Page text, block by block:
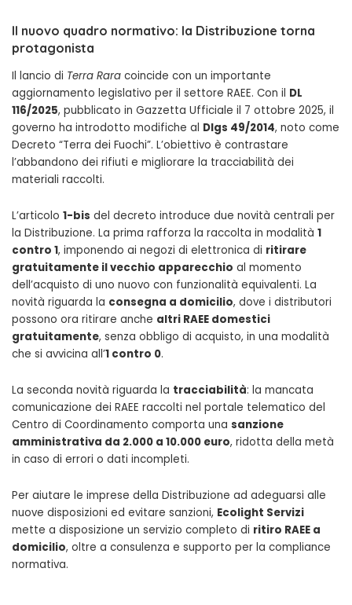
Il nuovo quadro normativo: la Distribuzione torna
protagonista
Il lancio di Terra Rara coincide con un importante
aggiornamento legislativo per il settore RAEE. Con il DL
116/2025, pubblicato in Gazzetta Ufficiale il 7 ottobre 2025, il
governo ha introdotto modifiche al Dlgs 49/2014, noto come
Decreto “Terra dei Fuochi”. L’obiettivo è contrastare
l’abbandono dei rifiuti e migliorare la tracciabilità dei
materiali raccolti.
L’articolo 1-bis del decreto introduce due novità centrali per
la Distribuzione. La prima rafforza la raccolta in modalità 1
contro 1, imponendo ai negozi di elettronica di ritirare
gratuitamente il vecchio apparecchio al momento
dell’acquisto di uno nuovo con funzionalità equivalenti. La
novità riguarda la consegna a domicilio, dove i distributori
possono ora ritirare anche altri RAEE domestici
gratuitamente, senza obbligo di acquisto, in una modalità
che si avvicina all’1 contro 0.
La seconda novità riguarda la tracciabilità: la mancata
comunicazione dei RAEE raccolti nel portale telematico del
Centro di Coordinamento comporta una sanzione
amministrativa da 2.000 a 10.000 euro, ridotta della metà
in caso di errori o dati incompleti.
Per aiutare le imprese della Distribuzione ad adeguarsi alle
nuove disposizioni ed evitare sanzioni, Ecolight Servizi
mette a disposizione un servizio completo di ritiro RAEE a
domicilio, oltre a consulenza e supporto per la compliance
normativa.